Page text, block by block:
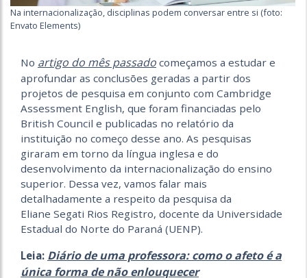
Na internacionalização, disciplinas podem conversar entre si (foto:
Envato Elements)
No artigo do mês passado começamos a estudar e
aprofundar as conclusões geradas a partir dos
projetos de pesquisa em conjunto com Cambridge
Assessment English, que foram financiadas pelo
British Council e publicadas no relatório da
instituição no começo desse ano. As pesquisas
giraram em torno da língua inglesa e do
desenvolvimento da internacionalização do ensino
superior. Dessa vez, vamos falar mais
detalhadamente a respeito da pesquisa da
Eliane Segati Rios Registro, docente da Universidade
Estadual do Norte do Paraná (UENP).
Leia: Diário de uma professora: como o afeto é a
única forma de não enlouquecer